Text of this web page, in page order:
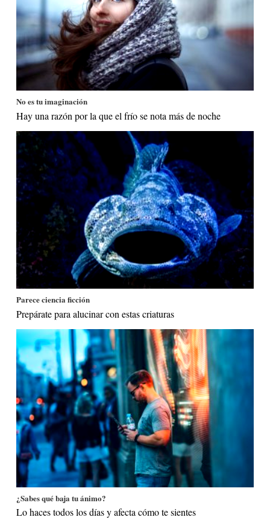
No es tu imaginación
Hay una razón por la que el frío se nota más de noche
Parece ciencia ficción
Prepárate para alucinar con estas criaturas
¿Sabes qué baja tu ánimo?
Lo haces todos los días y afecta cómo te sientes